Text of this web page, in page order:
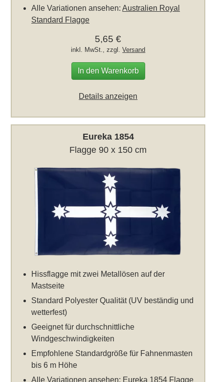
Alle Variationen ansehen:Australien Royal
Standard Flagge
5,65 €
inkl. MwSt., zzgl.Versand
In den Warenkorb
Details anzeigen
Eureka 1854
Flagge 90 x 150 cm
Hissflagge mit zwei Metallösen auf der
Mastseite
Standard Polyester Qualität (UV beständig und
wetterfest)
Geeignet für durchschnittliche
Windgeschwindigkeiten
Empfohlene Standardgröße für Fahnenmasten
bis 6 m Höhe
Alle Variationen ansehen: Eureka 1854 Flagge